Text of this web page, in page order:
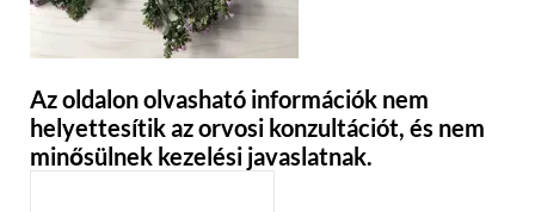
Az oldalon olvasható információk nem
helyettesítik az orvosi konzultációt, és nem
minősülnek kezelési javaslatnak.